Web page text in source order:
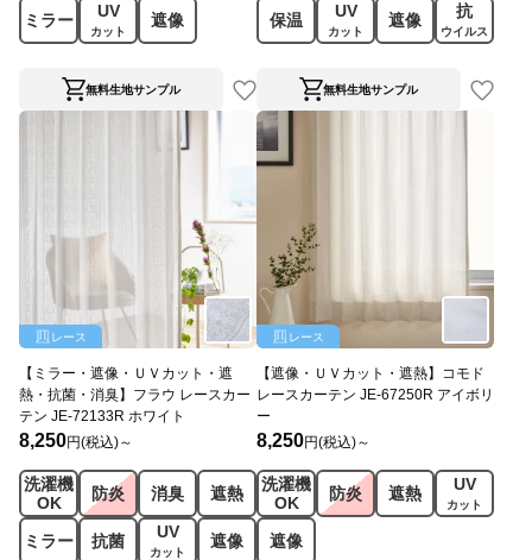
ミラー UV
カット
遮像
無料生地サンプル
保温 UV
カット
遮像 抗
ウイルス
無料生地サンプル
レース
【ミラー・遮像・ＵＶカット・遮
熱・抗菌・消臭】フラウ レースカー
テン JE-72133R ホワイト
8,250円(税込)～
洗濯機
OK
防炎 消臭 遮熱
ミラー 抗菌 UV
カット
遮像
レース
【遮像・ＵＶカット・遮熱】コモド
レースカーテン JE-67250R アイボリ
ー
8,250円(税込)～
洗濯機
OK
防炎 遮熱 UV
カット
遮像